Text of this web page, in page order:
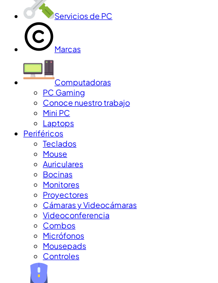
Servicios de PC
Marcas
Computadoras
PC Gaming
Conoce nuestro trabajo
Mini PC
Laptops
Periféricos
Teclados
Mouse
Auriculares
Bocinas
Monitores
Proyectores
Cámaras y Videocámaras
Videoconferencia
Combos
Micrófonos
Mousepads
Controles